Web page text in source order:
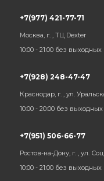
+7(977) 421-77-71
Москва, г. , ТЦ Dexter
10:00 - 21:00 без выходных
+7(928) 248-47-47
Краснодар, г. , ул.
10:00 - 20:00 без выходных
+7(951) 506-66-77
Ростов-на-Дону, г. , ул.
10:00 - 21:00 без выходных